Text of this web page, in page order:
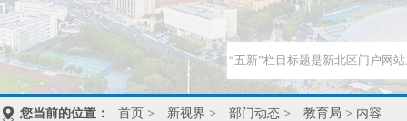
您当前的位置： 首页 > 新视界 > 部门动态 > 教育局 > 内容